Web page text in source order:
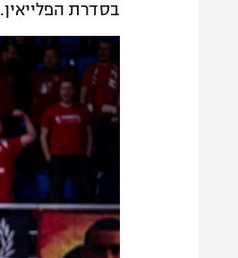
בסדרת הפלייאין.